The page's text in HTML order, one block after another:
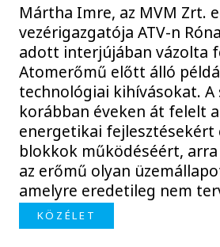
Mártha Imre, az MVM Zrt.
vezérigazgatója ATV-n
adott interjújában vázolta
Atomerőmű előtt álló
technológiai kihívásokat. A
korábban éveken át felelt
energetikai fejlesztésekért
blokkok működéséért,
az erőmű olyan
amelyre eredetileg nem
KÖZÉLET